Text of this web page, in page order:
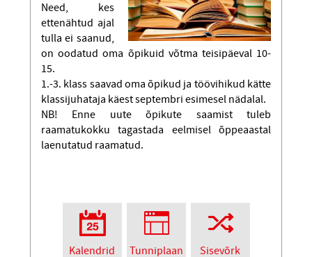
Need, kes
ettenähtud ajal
tulla ei saanud,
on oodatud oma õpikuid võtma teisipäeval 10-
15.
1.-3. klass saavad oma õpikud ja töövihikud kätte
klassijuhataja käest septembri esimesel nädalal.
NB! Enne uute õpikute saamist tuleb
raamatukokku tagastada eelmisel õppeaastal
laenutatud raamatud.
Kalendrid Tunniplaan Sisevõrk